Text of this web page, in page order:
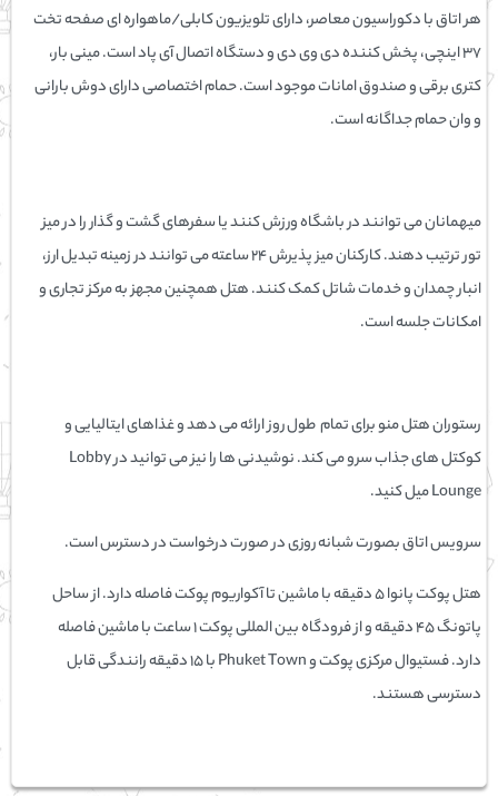
هر اتاق با دکوراسیون معاصر، دارای تلویزیون کابلی/ماهواره ای صفحه تخت
37 اینچی، پخش کننده دی وی دی و دستگاه اتصال آی پاد است. مینی بار،
کتری برقی و صندوق امانات موجود است. حمام اختصاصی دارای دوش بارانی
و وان حمام جداگانه است.
میهمانان می توانند در باشگاه ورزش کنند یا سفرهای گشت و گذار را در میز
تور ترتیب دهند. کارکنان میز پذیرش 24 ساعته می توانند در زمینه تبدیل ارز،
انبار چمدان و خدمات شاتل کمک کنند. هتل همچنین مجهز به مرکز تجاری و
امکانات جلسه است.
رستوران هتل منو برای تمام طول روز ارائه می دهد و غذاهای ایتالیایی و
کوکتل های جذاب سرو می کند. نوشیدنی ها را نیز می توانید در Lobby
Lounge میل کنید.
سرویس اتاق بصورت شبانه روزی در صورت درخواست در دسترس است.
هتل پوکت پانوا 5 دقیقه با ماشین تا آکواریوم پوکت فاصله دارد. از ساحل
پاتونگ 45 دقیقه و از فرودگاه بین المللی پوکت 1 ساعت با ماشین فاصله
دارد. فستیوال مرکزی پوکت و Phuket Town با 15 دقیقه رانندگی قابل
دسترسی هستند.